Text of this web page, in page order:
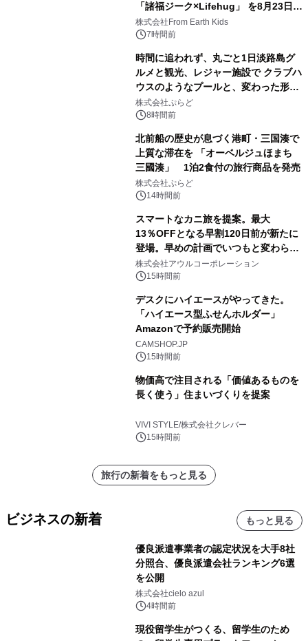
「諸福ジーク×Lifehug」 を8月23日
(日)開催
株式会社From Earth Kids
7時間前
時間に追われず、丸ごと1日淡路島グ
ルメと観光、レジャー施設で クラブハ
ウスのようなプールと、変わった形の
サウナも 「THE BOXY AWAJI」のお
得な素泊まり連泊プランで
株式会社ぷらど
8時間前
北前船の歴史が息づく港町・三国湊で
上質な滞在を 「オーベルジュほまち
三國湊」 1泊2食付の旅行商品を発売
株式会社ぷらど
14時間前
スマートなカニ旅を提案。最大
13％OFFとなる早割120日前が新たに
登場。早めの計画でいつもと変わらぬ
大人の冬旅を。ー夕日ヶ浦温泉「佳松
苑 別邸ふうか」ー
株式会社アウルコーポレーション
15時間前
デスクにハイエースがやってきた。
「ハイエース型ふせんホルダー」
Amazonで予約販売開始
CAMSHOP.JP
15時間前
物価高で注目される「価値あるものを
長く使う」住まいづくりを提案
VIVI STYLE/株式会社クレバー
15時間前
旅行の新着をもっと見る
ビジネスの新着 もっと見る
優良派遣事業者の認定状況を大手8社
分照合、優良派遣会社ランキング6選
を公開
株式会社cielo azul
4時間前
現役留学生がつくる、留学生のため